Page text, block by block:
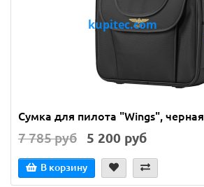
Сумка для пилота "Wings", черная
7 785 руб 5 200 руб
В корзину